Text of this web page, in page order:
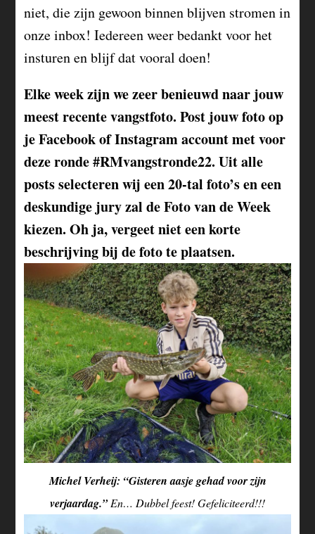
niet, die zijn gewoon binnen blijven stromen in
onze inbox! Iedereen weer bedankt voor het
insturen en blijf dat vooral doen!
Elke week zijn we zeer benieuwd naar jouw
meest recente vangstfoto. Post jouw foto op
je Facebook of Instagram account met voor
deze ronde #RMvangstronde22. Uit alle
posts selecteren wij een 20-tal foto’s en een
deskundige jury zal de Foto van de Week
kiezen. Oh ja, vergeet niet een korte
beschrijving bij de foto te plaatsen.
Michel Verheij: “Gisteren aasje gehad voor zijn
verjaardag.”En… Dubbel feest! Gefeliciteerd!!!